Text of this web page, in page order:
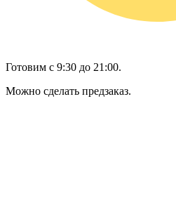
Готовим с 9:30 до 21:00.
Можно сделать предзаказ.